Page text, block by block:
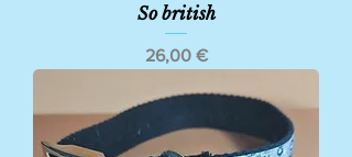
So british
Prix
26,00 €